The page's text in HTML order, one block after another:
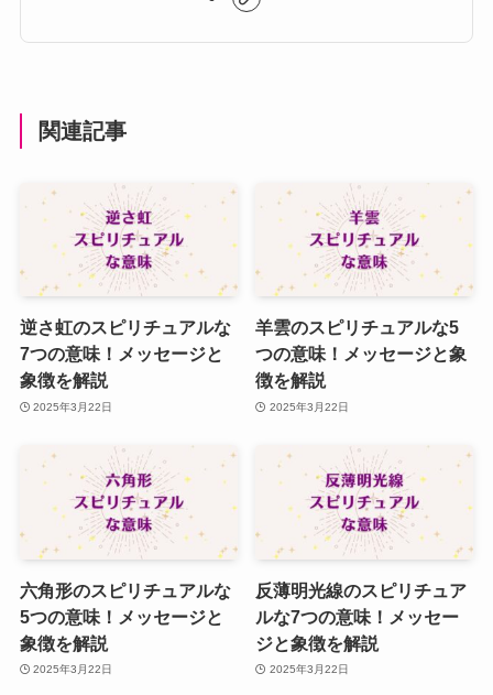
関連記事
逆さ虹のスピリチュアルな
7つの意味！メッセージと
象徴を解説
2025年3月22日
羊雲のスピリチュアルな5
つの意味！メッセージと象
徴を解説
2025年3月22日
六角形のスピリチュアルな
5つの意味！メッセージと
象徴を解説
2025年3月22日
反薄明光線のスピリチュア
ルな7つの意味！メッセー
ジと象徴を解説
2025年3月22日